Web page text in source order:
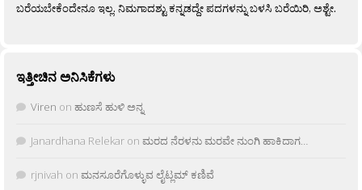
ಬರೆಯಬೇಕೆಂದೇನೂ ಇಲ್ಲ. ನಿಮಗಾದಶ್ಟು ಕನ್ನಡದ್ದೇ ಪದಗಳನ್ನು ಬಳಸಿ ಬರೆಯಿರಿ, ಅಶ್ಟೇ.
ಇತ್ತೀಚಿನ ಅನಿಸಿಕೆಗಳು
Viren on ಹುಣಸೆ ಹುಳಿ ಅನ್ನ
Janardhana Relekar on ಮರದ ನೆರಳನು ಮರವೇ ನುಂಗಿ ಹಾಕಿದಾಗ…
rjnivah on ಮನಸೂರೆಗೊಳ್ಳುವ ಲೈಟ್ಲಮ್ ಕಣಿವೆ